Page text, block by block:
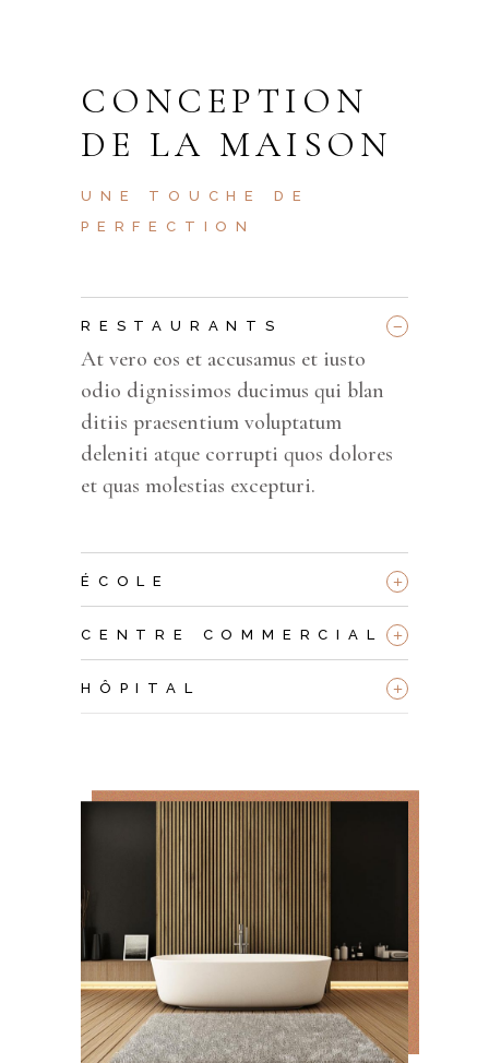
CONCEPTION
DE LA MAISON
UNE TOUCHE DE
PERFECTION
RESTAURANTS _
At vero eos et accusamus et iusto
odio dignissimos ducimus qui blan
ditiis praesentium voluptatum
deleniti atque corrupti quos dolores
et quas molestias excepturi.
ÉCOLE +
CENTRE COMMERCIAL +
HÔPITAL +